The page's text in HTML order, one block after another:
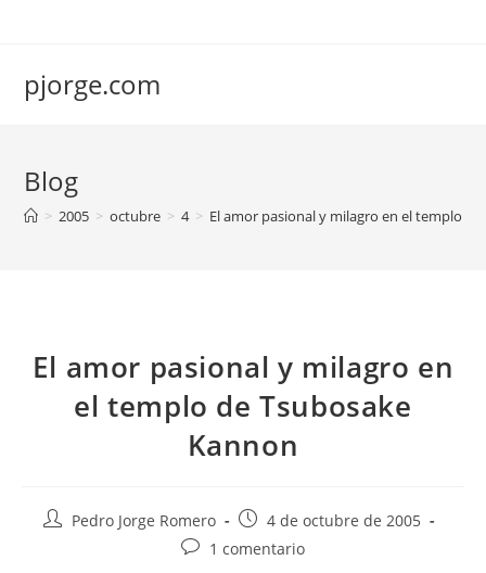
pjorge.com
Blog
> 2005 > octubre > 4 > El amor pasional y milagro en el templo
El amor pasional y milagro en
el templo de Tsubosake
Kannon
AutorPedro Jorge Romero
Publicación
de
4 de octubre de 2005
Comentarios
1 comentario